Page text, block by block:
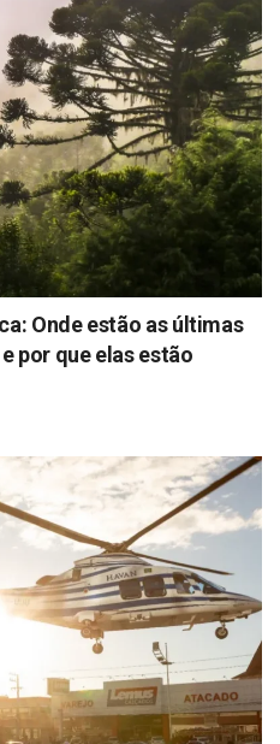
Onde estão as últimas
por que elas estão